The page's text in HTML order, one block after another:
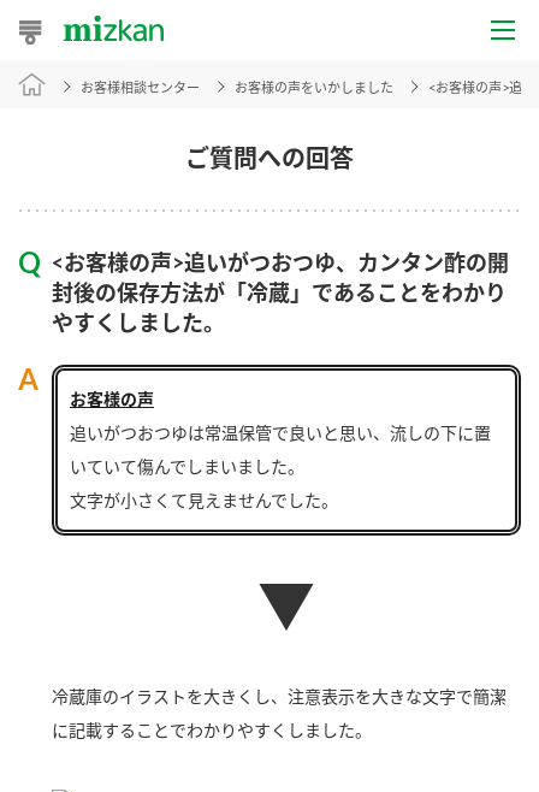
おうちレシピ
レシピ特集
レシピカテゴリ一覧
商品からレシピを探す
商品情報
商品カテゴリ
つゆ たれ
ブランド・スペシャルサイト トップ
ご質問への回答
お客様相談センター お客様の声をいかしました <お客様の声>追
<お客様の声>追いがつおつゆ、カンタン酢の開
封後の保存方法が「冷蔵」であることをわかり
やすくしました。
お客様の声
追いがつおつゆは常温保管で良いと思い、流しの下に置
いていて傷んでしまいました。
文字が小さくて見えませんでした。
▼
冷蔵庫のイラストを大きくし、注意表示を大きな文字で簡潔
に記載することでわかりやすくしました。